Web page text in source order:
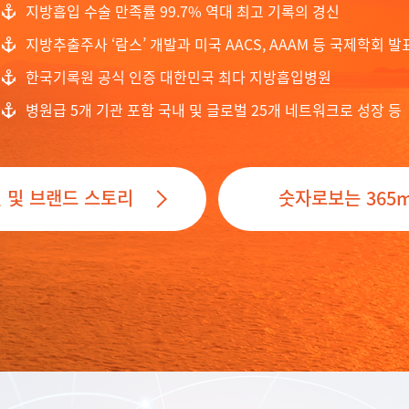
지방흡입 수술 만족률 99.7% 역대 최고 기록의 경신
지방추출주사 ‘람스’ 개발과 미국 AACS, AAAM 등 국제학회
한국기록원 공식 인증 대한민국 최다 지방흡입병원
병원급 5개 기관 포함 국내 및 글로벌 25개 네트워크로 성장 등
및 브랜드 스토리 숫자로보는